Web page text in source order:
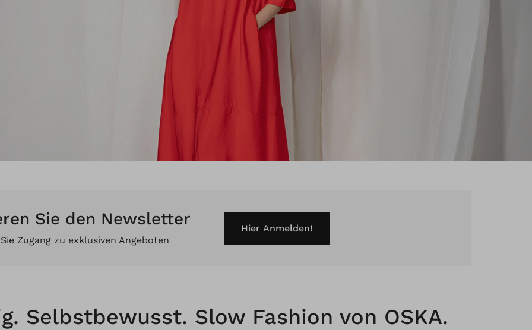
Sie den Newsletter
Zugang zu exklusiven Angeboten
Hier Anmelden!
Selbstbewusst. Slow Fashion von OSKA.